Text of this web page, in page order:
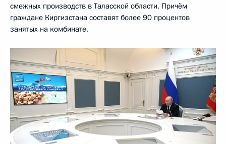
смежных производств в Таласской области. Причём
граждане Киргизстана составят более 90 процентов
занятых на комбинате.